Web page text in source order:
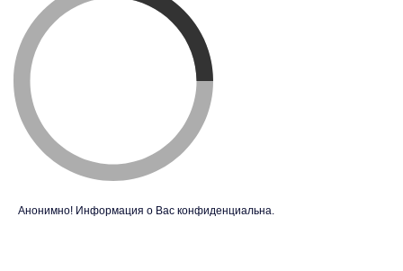
Анонимно! Информация о Вас конфиденциальна.